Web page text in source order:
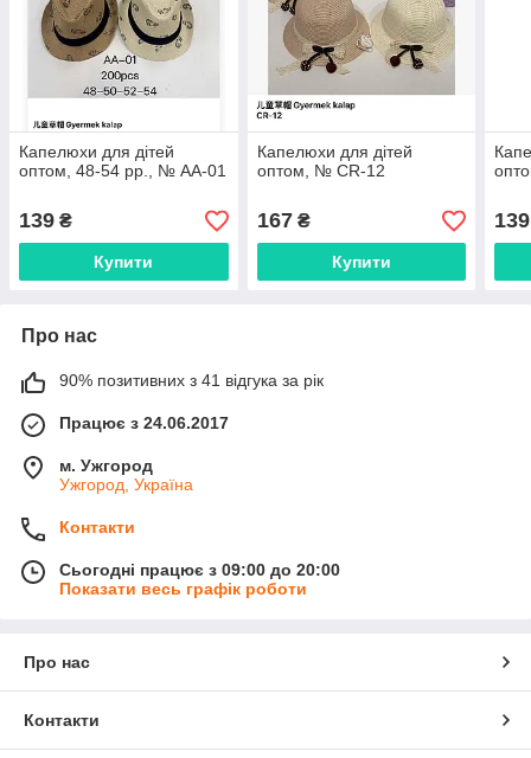
Капелюхи для дітей
оптом, 48-54 рр., № AA-01
139 ₴
Купити
Капелюхи для дітей
оптом, № CR-12
167₴
Купити
139
Про нас
90% позитивних з 41 відгука за рік
Працює з 24.06.2017
м. Ужгород
Ужгород, Україна
Контакти
Сьогодні працює з 09:00 до 20:00
Показати весь графік роботи
Про нас
Контакти